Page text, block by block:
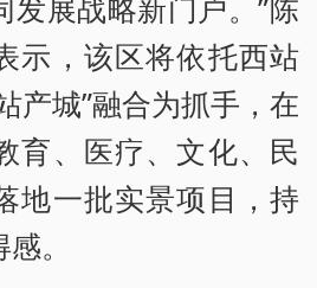
发展战略新门户。”陈
示，该区将依托西站
产城”融合为抓手，在
育、医疗、文化、民
地一批实景项目，持
。